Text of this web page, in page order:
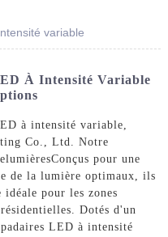
variable
À Intensité Variable
à intensité variable,
Co., Ltd. Notre
lumièresConçus pour une
de la lumière optimaux, ils
pour les zones
Dotés d'un
LED à intensité